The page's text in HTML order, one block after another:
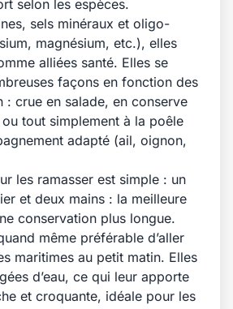
selon les espèces.
sels minéraux et oligo-
magnésium, etc.), elles
alliées santé. Elles se
façons en fonction des
: crue en salade, en conserve
tout simplement à la poêle
adapté (ail, oignon,
les ramasser est simple : un
et deux mains : la meilleure
conservation plus longue.
même préférable d’aller
maritimes au petit matin. Elles
d’eau, ce qui leur apporte
et croquante, idéale pour les